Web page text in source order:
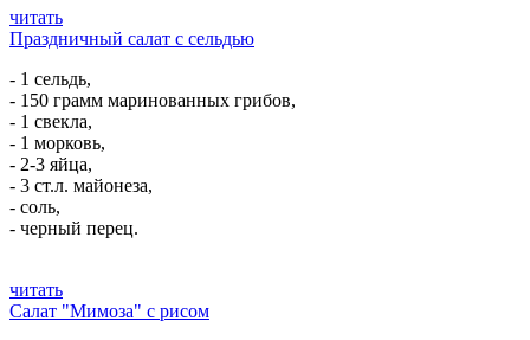
читать
Праздничный салат с сельдью
- 1 сельдь,
- 150 грамм маринованных грибов,
- 1 свекла,
- 1 морковь,
- 2-3 яйца,
- 3 ст.л. майонеза,
- соль,
- черный перец.
читать
Салат "Мимоза" с рисом